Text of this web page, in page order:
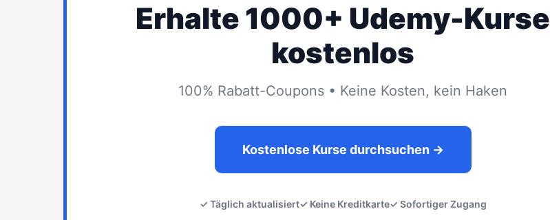
Erhalte 1000+ Udemy-Kurse
kostenlos
100% Rabatt-Coupons • Keine Kosten, kein Haken
Kostenlose Kurse durchsuchen →
✓ Täglich aktualisiert✓ Keine Kreditkarte✓ Sofortiger Zugang